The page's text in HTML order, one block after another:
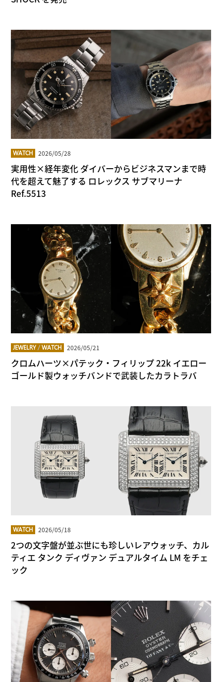
WATCH 2026/05/28
実用性×経年変化 ダイバーからビジネスマンまで時
代を超えて魅了する ロレックス サブマリーナ
Ref.5513
JEWELRY /WATCH 2026/05/21
クロムハーツ×パテック・フィリップ 22k イエロー
ゴールド製ウォッチバンドで武装したカラトラバ
WATCH 2026/05/18
2つの文字盤が並ぶ世にも珍しいレアウォッチ、カル
ティエ タンク ディヴァン デュアルタイム LM をチェ
ック